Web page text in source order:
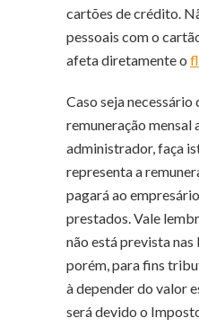
cartões de crédito.
pessoais com o
afeta diretamente o
Caso seja necessário
remuneração mensal
administrador, faça
representa a
pagará ao
prestados. Vale
não está prevista nas
porém, para fins
à depender do valor
será devido o